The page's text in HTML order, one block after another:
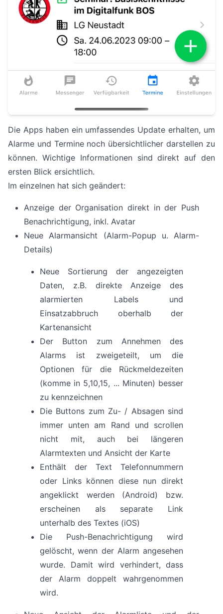
Die Apps haben ein umfassendes Update erhalten, um
Alarme und Termine noch übersichtlicher darstellen zu
können. Wichtige Informationen sind direkt auf den
ersten Blick ersichtlich.
Im einzelnen hat sich geändert:
Anzeige der Organisation direkt in der Push
Benachrichtigung, inkl. Avatar
Neue Alarmansicht (Alarm-Popup u. Alarm-
Details)
Neue Sortierung der angezeigten
Daten, z.B. direkte Anzeige des
alarmierten Labels und
Einsatzabbruch oberhalb der
Kartenansicht
Der Button zum Annehmen des
Alarms ist zweigeteilt, um die
Optionen für die Rückmeldezeiten
(komme in 5,10,15, ... Minuten) besser
zu kennzeichnen
Die Buttons zum Zu- / Absagen sind
immer unten am Rand und scrollen
nicht mit, auch bei längeren
Alarmtexten und Ansicht der Karte
Enthält der Text Telefonnummern
oder Links können diese nun direkt
angeklickt werden (Android) bzw.
erscheinen als separate Link
unterhalb des Textes (iOS)
Die Push-Benachrichtigung wird
gelöscht, wenn der Alarm angesehen
wurde. Damit wird verhindert, dass
der Alarm doppelt wahrgenommen
wird.